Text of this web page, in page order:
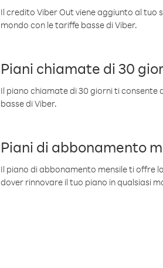
Il credito Viber Out viene aggiunto al
mondo con le tariffe basse di Viber.
Piani chiamate di 30
Il piano chiamate di 30 giorni ti
basse di Viber.
Piani di abbonamento
Il piano di abbonamento mensile ti offre
dover rinnovare il tuo piano in qualsiasi